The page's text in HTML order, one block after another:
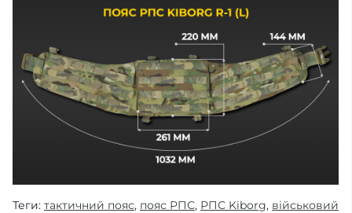
Теги: тактичний пояс, пояс РПС, РПС Kiborg, військовий